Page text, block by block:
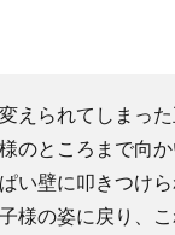
えられてしまっ
のところまで向
い壁に叩きつけら
様の姿に戻り、